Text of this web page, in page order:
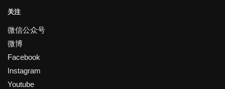
关注
微信公众号
微博
Facebook
Instagram
Youtube